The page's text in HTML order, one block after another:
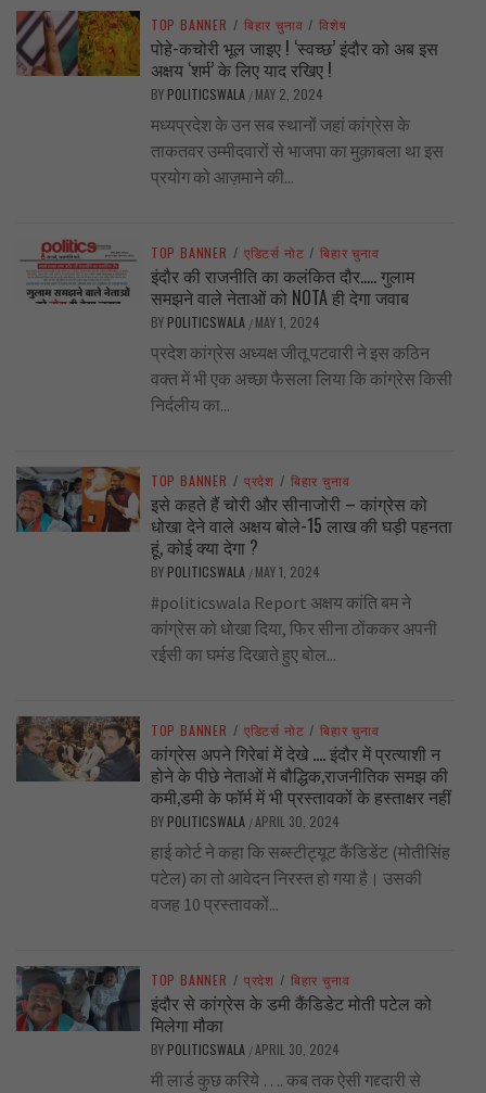
TOP BANNER / बिहार चुनाव / विशेष
पोहे-कचोरी भूल जाइए ! ‘स्वच्छ’ इंदौर को अब इस
अक्षय ‘शर्म’ के लिए याद रखिए !
BY POLITICSWALA / MAY 2, 2024
मध्यप्रदेश के उन सब स्थानों जहां कांग्रेस के
ताकतवर उम्मीदवारों से भाजपा का मुक़ाबला था इस
प्रयोग को आज़माने की...
TOP BANNER / एडिटर्स नोट / बिहार चुनाव
इंदौर की राजनीति का कलंकित दौर….. गुलाम
समझने वाले नेताओं को NOTA ही देगा जवाब
BY POLITICSWALA / MAY 1, 2024
प्रदेश कांग्रेस अध्यक्ष जीतू पटवारी ने इस कठिन
वक्त में भी एक अच्छा फैसला लिया कि कांग्रेस किसी
निर्दलीय का...
TOP BANNER / प्रदेश / बिहार चुनाव
इसे कहते हैं चोरी और सीनाजोरी – कांग्रेस को
धोखा देने वाले अक्षय बोले-15 लाख की घड़ी पहनता
हूं, कोई क्या देगा ?
BY POLITICSWALA / MAY 1, 2024
#politicswala Report अक्षय कांति बम ने
कांग्रेस को धोखा दिया, फिर सीना ठोंककर अपनी
रईसी का घमंड दिखाते हुए बोल...
TOP BANNER / एडिटर्स नोट / बिहार चुनाव
कांग्रेस अपने गिरेबां में देखे …. इंदौर में प्रत्याशी न
होने के पीछे नेताओं में बौद्धिक,राजनीतिक समझ की
कमी,डमी के फॉर्म में भी प्रस्तावकों के हस्ताक्षर नहीं
BY POLITICSWALA /APRIL 30, 2024
हाई कोर्ट ने कहा कि सब्स्टीट्यूट कैंडिडेंट (मोतीसिंह
पटेल) का तो आवेदन निरस्त हो गया है। उसकी
वजह 10 प्रस्तावकों...
TOP BANNER / प्रदेश / बिहार चुनाव
इंदौर से कांग्रेस के डमी कैंडिडेट मोती पटेल को
मिलेगा मौका
BY POLITICSWALA /APRIL 30, 2024
मी लार्ड कुछ करिये …. कब तक ऐसी गद्द्दारी से